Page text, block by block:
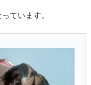
ています。